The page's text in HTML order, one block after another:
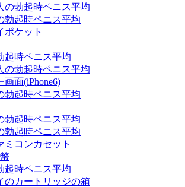
の勃起時ペニス平均
勃起時ペニス平均
ポケット
起時ペニス平均
の勃起時ペニス平均
面(iPhone6)
勃起時ペニス平均
勃起時ペニス平均
勃起時ペニス平均
ミコンカセット
起時ペニス平均
のカートリッジの箱